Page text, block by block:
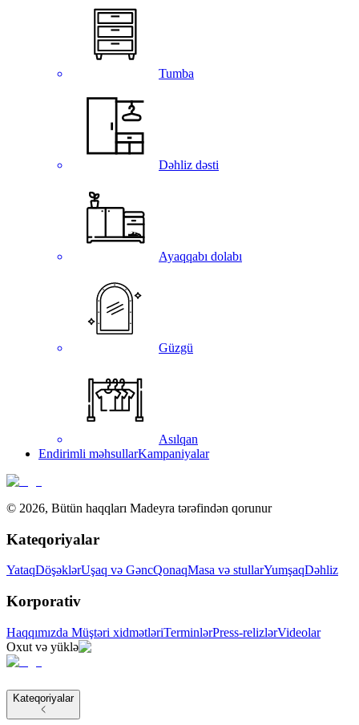
Tumba
Dəhliz dəsti
Ayaqqabı dolabı
Güzgü
Asılqan
Endirimli məhsullarKampaniyalar
© 2026, Bütün haqqları Madeyra tərəfindən qorunur
Kateqoriyalar
YataqDöşəklərUşaq və GəncQonaqMasa və stullarYumşaqDəhliz
Korporativ
Haqqımızda Müştəri xidmətləriTerminlərPress-relizlərVideolar
Oxut və yüklə
Kateqoriyalar